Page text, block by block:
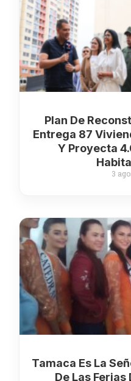
Plan De
Entrega 87
Y Proyecta
3
Tamaca Es La
De Las